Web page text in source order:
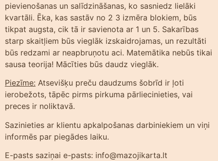
pievienošanas un salīdzināšanas, ko sasniedz lielāki
kvartāli. Ēka, kas sastāv no 2 3 izmēra blokiem, būs
tikpat augsta, cik tā ir savienota ar 1 un 5. Sakarības
starp skaitļiem būs vieglāk izskaidrojamas, un rezultāti
būs redzami ar neapbruņotu aci. Matemātika nebūs tikai
sausa teorija! Mācīties būs daudz vieglāk.
Piezīme: Atsevišķu preču daudzums šobrīd ir ļoti
ierobežots, tāpēc pirms pirkuma pārliecinieties, vai
preces ir noliktavā.
Sazinieties ar klientu apkalpošanas darbiniekiem un viņi
informēs par piegādes laiku.
E-pasts saziņai e-pasts: info@mazojikarta.lt